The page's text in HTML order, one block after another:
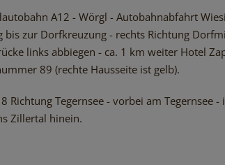
A12 - Wörgl - Autobahnabfahrt
zur Dorfkreuzung - rechts Richtung
links abbiegen - ca. 1 km weiter Hotel
89 (rechte Hausseite ist gelb).
Tegernsee - vorbei am Tegernsee
Zillertal hinein.